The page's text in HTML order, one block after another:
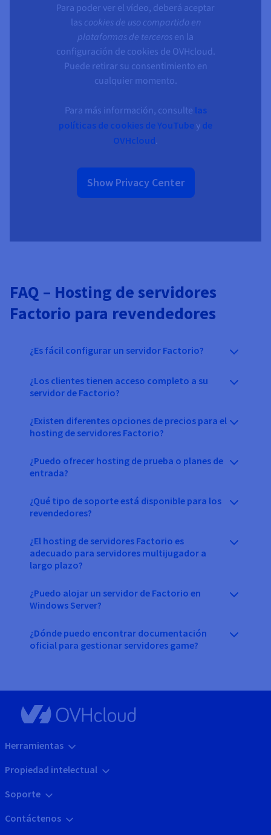
Para poder ver el vídeo, deberá aceptar
las cookies de uso compartido en
plataformas de terceros en la
configuración de cookies de OVHcloud.
Puede retirar su consentimiento en
cualquier momento.
Para más información, consulte las
políticas de cookies de YouTube y de
OVHcloud.
Show Privacy Center
FAQ – Hosting de servidores
Factorio para revendedores
¿Es fácil configurar un servidor Factorio?
¿Los clientes tienen acceso completo a su
servidor de Factorio?
¿Existen diferentes opciones de precios para el
hosting de servidores Factorio?
¿Puedo ofrecer hosting de prueba o planes de
entrada?
¿Qué tipo de soporte está disponible para los
revendedores?
¿El hosting de servidores Factorio es
adecuado para servidores multijugador a
largo plazo?
¿Puedo alojar un servidor de Factorio en
Windows Server?
¿Dónde puedo encontrar documentación
oficial para gestionar servidores game?
Herramientas
Propiedad intelectual
Soporte
Contáctenos